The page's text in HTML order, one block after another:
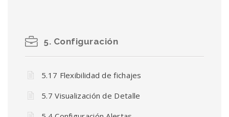
5. Configuración
5.17 Flexibilidad de fichajes
5.7 Visualización de Detalle